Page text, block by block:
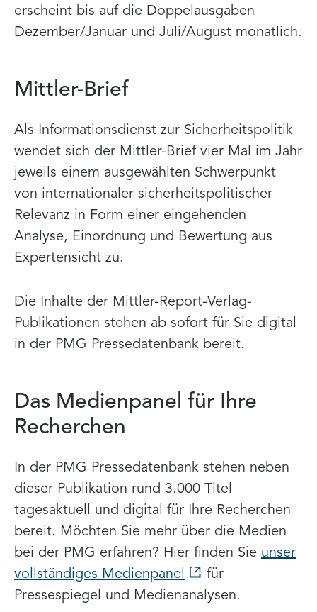
erscheint bis auf die Doppelausgaben
Dezember/Januar und Juli/August monatlich.
Mittler-Brief
Als Informationsdienst zur Sicherheitspolitik
wendet sich der Mittler-Brief vier Mal im Jahr
jeweils einem ausgewählten Schwerpunkt
von internationaler sicherheitspolitischer
Relevanz in Form einer eingehenden
Analyse, Einordnung und Bewertung aus
Expertensicht zu.
Die Inhalte der Mittler-Report-Verlag-
Publikationen stehen ab sofort für Sie digital
in der PMG Pressedatenbank bereit.
Das Medienpanel für Ihre
Recherchen
In der PMG Pressedatenbank stehen neben
dieser Publikation rund 3.000 Titel
tagesaktuell und digital für Ihre Recherchen
bereit. Möchten Sie mehr über die Medien
bei der PMG erfahren? Hier finden Sie unser
vollständiges Medienpanel
für
Pressespiegel und Medienanalysen.